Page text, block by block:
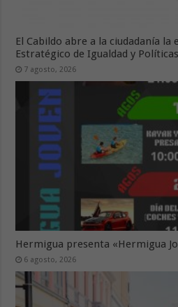
El Cabildo abre a la ciudadanía la
Estratégico de Igualdad y
7 agosto, 2026
Hermigua presenta «Hermigua
6 agosto, 2026